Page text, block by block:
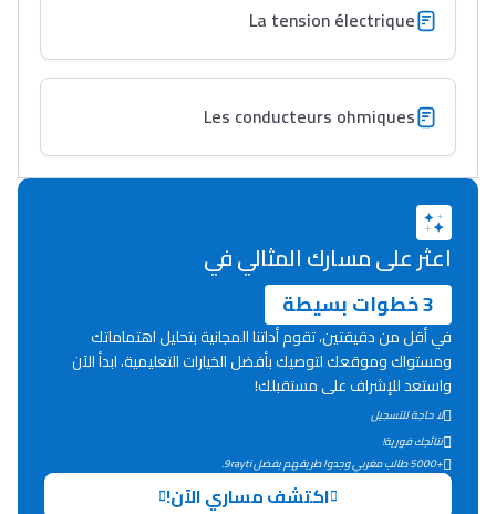
La tension électrique
Les conducteurs ohmiques
اعثر على مسارك المثالي في
3 خطوات بسيطة
في أقل من دقيقتين، تقوم أداتنا المجانية بتحليل اهتماماتك
ومستواك وموقعك لتوصيك بأفضل الخيارات التعليمية. ابدأ الآن
واستعد للإشراف على مستقبلك!
لا حاجة للتسجيل
نتائجك فورية!
+5000 طالب مغربي وجدوا طريقهم بفضل 9rayti.
اكتشف مساري الآن!